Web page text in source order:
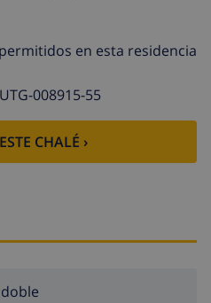
con piscina privada.
principal de la vivienda
español auténtico pero
en esta residencia
008915-55
CHALÉ ›